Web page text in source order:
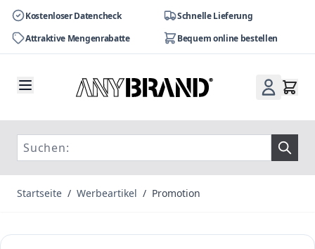
Kostenloser Datencheck
Schnelle Lieferung
Attraktive Mengenrabatte
Bequem online bestellen
Startseite / Werbeartikel / Promotion